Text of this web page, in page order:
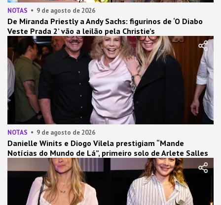
NOTAS 9 de agosto de 2026
De Miranda Priestly a Andy Sachs: figurinos de ‘O Diabo
Veste Prada 2’ vão a leilão pela Christie’s
NOTAS 9 de agosto de 2026
Danielle Winits e Diogo Vilela prestigiam “Mande
Notícias do Mundo de Lá”, primeiro solo de Arlete Salles